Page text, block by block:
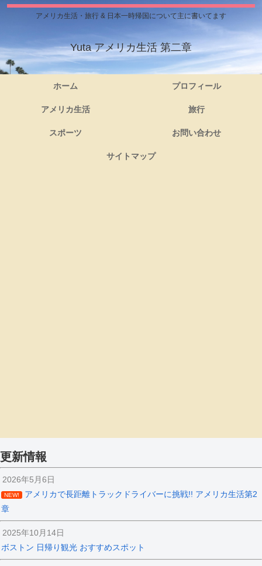
アメリカ生活・旅行 & 日本一時帰国について主に書いてます
Yuta アメリカ生活 第二章
ホーム プロフィール
アメリカ生活 旅行
スポーツ お問い合わせ
サイトマップ
更新情報
2026年5月6日
NEW!
アメリカで長距離トラックドライバーに挑戦!! アメリカ生活第2
章
2025年10月14日
ボストン 日帰り観光 おすすめスポット